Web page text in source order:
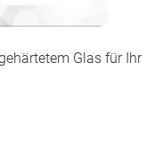
Glas für Ihr